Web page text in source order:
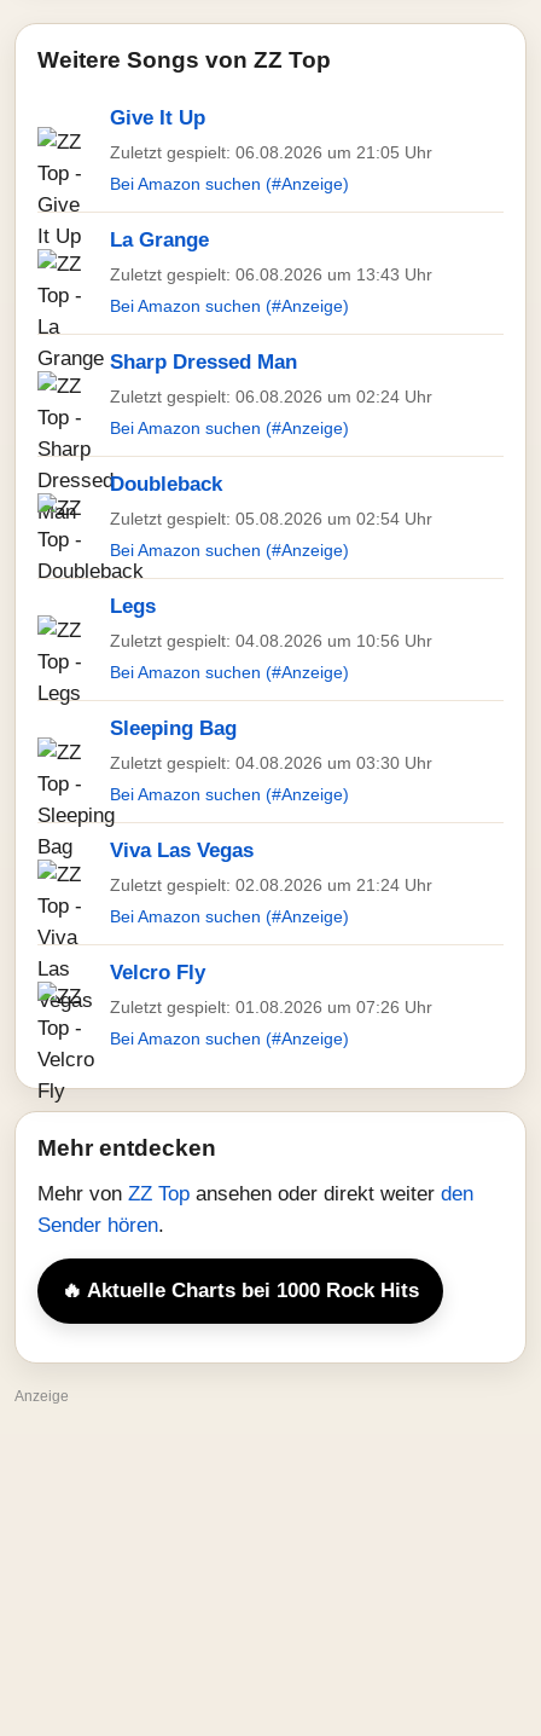
Weitere Songs von ZZ Top
Give It Up
Zuletzt gespielt: 06.08.2026 um 21:05 Uhr
Bei Amazon suchen (#Anzeige)
La Grange
Zuletzt gespielt: 06.08.2026 um 13:43 Uhr
Bei Amazon suchen (#Anzeige)
Sharp Dressed Man
Zuletzt gespielt: 06.08.2026 um 02:24 Uhr
Bei Amazon suchen (#Anzeige)
Doubleback
Zuletzt gespielt: 05.08.2026 um 02:54 Uhr
Bei Amazon suchen (#Anzeige)
Legs
Zuletzt gespielt: 04.08.2026 um 10:56 Uhr
Bei Amazon suchen (#Anzeige)
Sleeping Bag
Zuletzt gespielt: 04.08.2026 um 03:30 Uhr
Bei Amazon suchen (#Anzeige)
Viva Las Vegas
Zuletzt gespielt: 02.08.2026 um 21:24 Uhr
Bei Amazon suchen (#Anzeige)
Velcro Fly
Zuletzt gespielt: 01.08.2026 um 07:26 Uhr
Bei Amazon suchen (#Anzeige)
Mehr entdecken
Mehr von ZZ Top ansehen oder direkt weiter den
Sender hören.
🔥 Aktuelle Charts bei 1000 Rock Hits
Anzeige